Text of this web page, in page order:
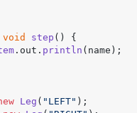
void step ( ) {
. out . println (name);
Leg ( "LEFT" );